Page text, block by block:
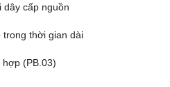
dây cấp nguồn
trong thời gian dài
(PB.03)